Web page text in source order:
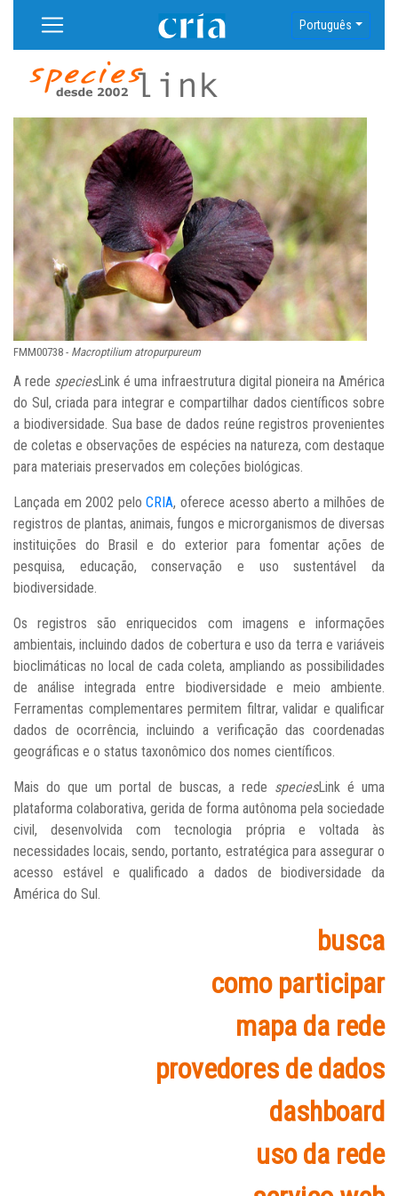
Português
FMM00738 - Macroptilium atropurpureum
A rede speciesLink é uma infraestrutura digital pioneira na América
do Sul, criada para integrar e compartilhar dados científicos sobre
a biodiversidade. Sua base de dados reúne registros provenientes
de coletas e observações de espécies na natureza, com destaque
para materiais preservados em coleções biológicas.
Lançada em 2002 peloCRIA, oferece acesso aberto a milhões de
registros de plantas, animais, fungos e microrganismos de diversas
instituições do Brasil e do exterior para fomentar ações de
pesquisa, educação, conservação e uso sustentável da
biodiversidade.
Os registros são enriquecidos com imagens e informações
ambientais, incluindo dados de cobertura e uso da terra e variáveis
bioclimáticas no local de cada coleta, ampliando as possibilidades
de análise integrada entre biodiversidade e meio ambiente.
Ferramentas complementares permitem filtrar, validar e qualificar
dados de ocorrência, incluindo a verificação das coordenadas
geográficas e o status taxonômico dos nomes científicos.
Mais do que um portal de buscas, a rede speciesLink é uma
plataforma colaborativa, gerida de forma autônoma pela sociedade
civil, desenvolvida com tecnologia própria e voltada às
necessidades locais, sendo, portanto, estratégica para assegurar o
acesso estável e qualificado a dados de biodiversidade da
América do Sul.
busca
como participar
mapa da rede
provedores de dados
dashboard
uso da rede